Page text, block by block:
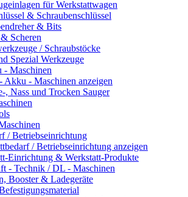
für Werkstattwagen
& Schraubenschlüssel
& Bits
Scheren
/ Schraubstöcke
Spezial Werkzeuge
Maschinen
Akku - Maschinen anzeigen
, Nass und Trocken Sauger
/ Betriebseinrichtung
/ Betriebseinrichtung anzeigen
Einrichtung & Werkstatt-Produkte
- Technik / DL - Maschinen
Booster & Ladegeräte